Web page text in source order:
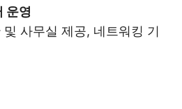
운영
및 사무실 제공, 네트워킹 기